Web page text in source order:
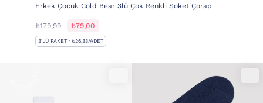
Erkek Çocuk Cold Bear 3lü Çok Renkli Soket Çorap
₺179,99 ₺79,00
3'LÜ PAKET · ₺26,33/ADET